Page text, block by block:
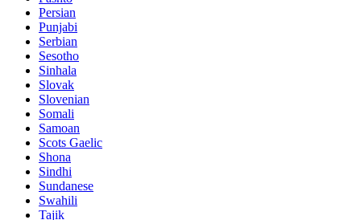
Persian
Punjabi
Serbian
Sesotho
Sinhala
Slovak
Slovenian
Somali
Samoan
Scots Gaelic
Shona
Sindhi
Sundanese
Swahili
Tajik